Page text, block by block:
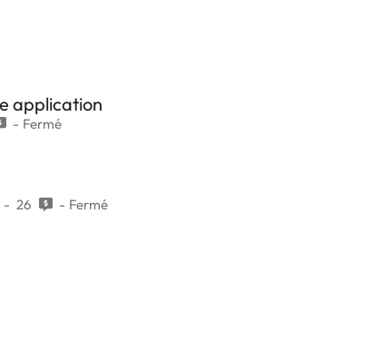
application
Fermé
26 Fermé